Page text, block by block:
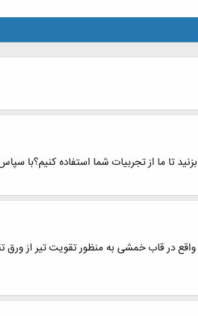
تا ما از تجربیات شما استفاده کنیم؟با
واقع در قاب خمشی به منظور تقویت تیر از ورق